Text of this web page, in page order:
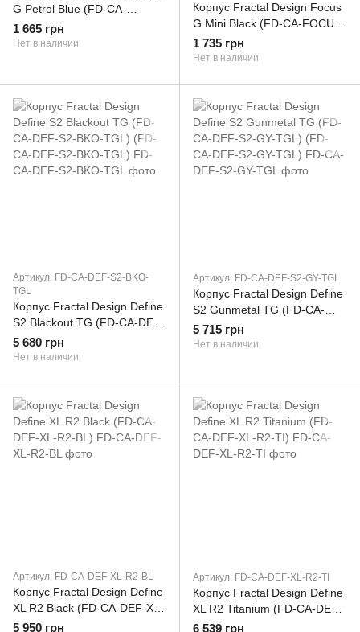
G Petrol Blue (FD-CA-
FOCUS-BU-W) (FD-CA-
FOCUS-BU-W)
1 665 грн
Нет в наличии
Корпус Fractal Design Focus
G Mini Black (FD-CA-FOCUS-
MINI-BK-W) (FD-CA-FOCUS-
MINI-BK-W)
1 735 грн
Нет в наличии
Артикул: FD-CA-DEF-S2-BKO-
TGL
Корпус Fractal Design Define
S2 Blackout TG (FD-CA-DEF-
S2-BKO-TGL) (FD-CA-DEF-
S2-BKO-TGL)
5 680 грн
Нет в наличии
Артикул: FD-CA-DEF-S2-GY-TGL
Корпус Fractal Design Define
S2 Gunmetal TG (FD-CA-
DEF-S2-GY-TGL) (FD-CA-
DEF-S2-GY-TGL)
5 715 грн
Нет в наличии
Артикул: FD-CA-DEF-XL-R2-BL
Корпус Fractal Design Define
XL R2 Black (FD-CA-DEF-XL-
R2-BL)
5 950 грн
Артикул: FD-CA-DEF-XL-R2-TI
Корпус Fractal Design Define
XL R2 Titanium (FD-CA-DEF-
XL-R2-TI)
6 539 грн